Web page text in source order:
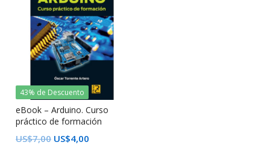
43% de Descuento
eBook – Arduino. Curso
práctico de formación
US$7,00 US$4,00